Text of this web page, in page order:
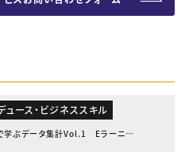
ュース・ビジネススキル
学ぶデータ集計Vol.1 Eラーニン